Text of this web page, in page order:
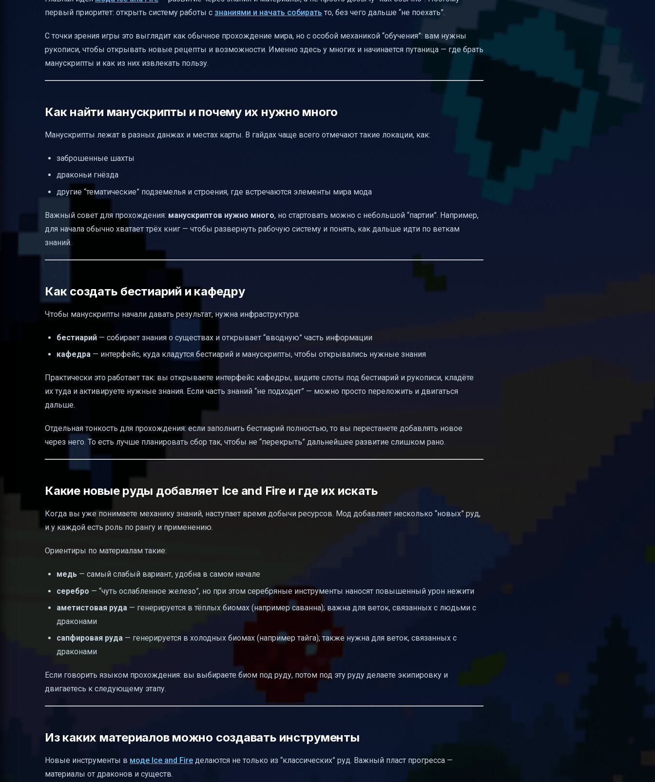
Про формулировки “гайда” и “прохождение”
первый приоритет: открыть систему работы с знаниями и начать собирать то, без чего дальше “не поехать”.
С точки зрения игры это выглядит как обычное прохождение мира, но с особой механикой “обучения”: вам нужны
рукописи, чтобы открывать новые рецепты и возможности. Именно здесь у многих и начинается путаница — где брать
манускрипты и как из них извлекать пользу.
Как найти манускрипты и почему их нужно много
Манускрипты лежат в разных данжах и местах карты. В гайдах чаще всего отмечают такие локации, как:
заброшенные шахты
драконьи гнёзда
другие “тематические” подземелья и строения, где встречаются элементы мира мода
Важный совет для прохождения: манускриптов нужно много, но стартовать можно с небольшой “партии”. Например,
для начала обычно хватает трёх книг — чтобы развернуть рабочую систему и понять, как дальше идти по веткам
знаний.
Как создать бестиарий и кафедру
Чтобы манускрипты начали давать результат, нужна инфраструктура:
бестиарий — собирает знания о существах и открывает “вводную” часть информации
кафедра — интерфейс, куда кладутся бестиарий и манускрипты, чтобы открывались нужные знания
Практически это работает так: вы открываете интерфейс кафедры, видите слоты под бестиарий и рукописи, кладёте
их туда и активируете нужные знания. Если часть знаний “не подходит” — можно просто переложить и двигаться
дальше.
Отдельная тонкость для прохождения: если заполнить бестиарий полностью, то вы перестанете добавлять новое
через него. То есть лучше планировать сбор так, чтобы не “перекрыть” дальнейшее развитие слишком рано.
Какие новые руды добавляет Ice and Fire и где их искать
Когда вы уже понимаете механику знаний, наступает время добычи ресурсов. Мод добавляет несколько “новых” руд,
и у каждой есть роль по рангу и применению.
Ориентиры по материалам такие:
медь — самый слабый вариант, удобна в самом начале
серебро — “чуть ослабленное железо”, но при этом серебряные инструменты наносят повышенный урон нежити
аметистовая руда — генерируется в тёплых биомах (например саванна); важна для веток, связанных с людьми с
драконами
сапфировая руда — генерируется в холодных биомах (например тайга); также нужна для веток, связанных с
драконами
Если говорить языком прохождения: вы выбираете биом под руду, потом под эту руду делаете экипировку и
двигаетесь к следующему этапу.
Из каких материалов можно создавать инструменты
Новые инструменты в моде Ice and Fire делаются не только из “классических” руд. Важный пласт прогресса —
материалы от драконов и существ.